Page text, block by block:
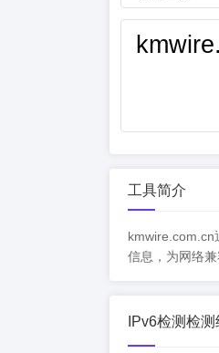
工具简介
kmwire.com.cn
信息，为网络兼
IPv6检测检